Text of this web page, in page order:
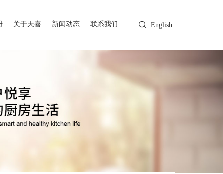
关于天喜 新闻动态 联系我们 English